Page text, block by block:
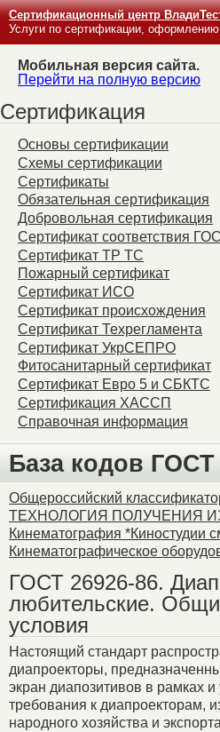
Сертификационный центр
Услуги по сертификации,
Мобильная версия сайта.
Перейти на полную версию
Сертификация
Основы сертификации
Схемы сертификации
Сертификаты
Обязательная сертификация
Добровольная сертификация
Сертификат соответствия
Сертификат ТР ТС
Пожарный сертификат
Сертификат ИСО
Сертификат происхождения
Сертификат Техрегламента
Сертификат УкрСЕПРО
Фитосанитарный сертификат
Сертификат Евро 5 и СБКТС
Сертификация ХАССП
Справочная информация
База кодов ГОСТ
Общероссийский
ТЕХНОЛОГИЯ ПОЛУЧЕНИЯ
Кинематография *Киностудии
Кинематографическое
ГОСТ 26926-86.
любительские.
условия
Настоящий стандарт
диапроекторы,
экран диапозитивов в рамках и
требования к диапроекторам,
народного хозяйства и